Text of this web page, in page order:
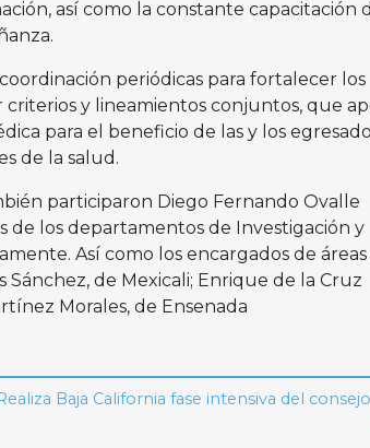
así como la constante capacitación
periódicas para fortalecer los
y lineamientos conjuntos, que
para el beneficio de las y los
de la salud.
participaron Diego Fernando Ovalle
de los departamentos de Investigación y
Así como los encargados de áreas
de Mexicali; Enrique de la Cruz
Morales, de Ensenada
Baja California fase intensiva del